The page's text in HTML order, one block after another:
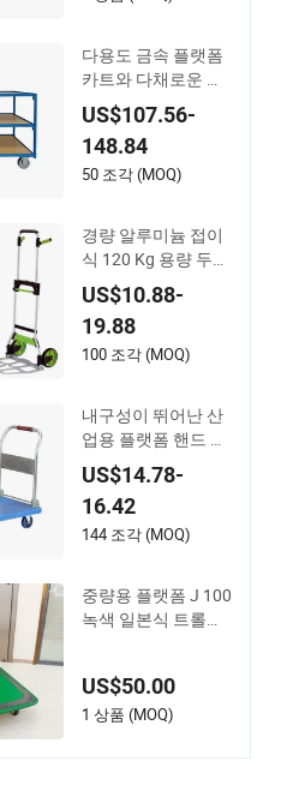
다용도 금속 플랫폼
카트와 다채로운 분
체 도장
US$107.56-
148.84
50 조각 (MOQ)
경량 알루미늄 접이
식 120 Kg 용량 두
바퀴 핸드 트럭 돌리
중량급 접이식 핸드
트럭
US$10.88-
19.88
100 조각 (MOQ)
내구성이 뛰어난 산
업용 플랫폼 핸드 트
롤리와 부드럽게 구
르는 바퀴
US$14.78-
16.42
144 조각 (MOQ)
중량용 플랫폼 J 100
녹색 일본식 트롤리
US$50.00
1 상품 (MOQ)